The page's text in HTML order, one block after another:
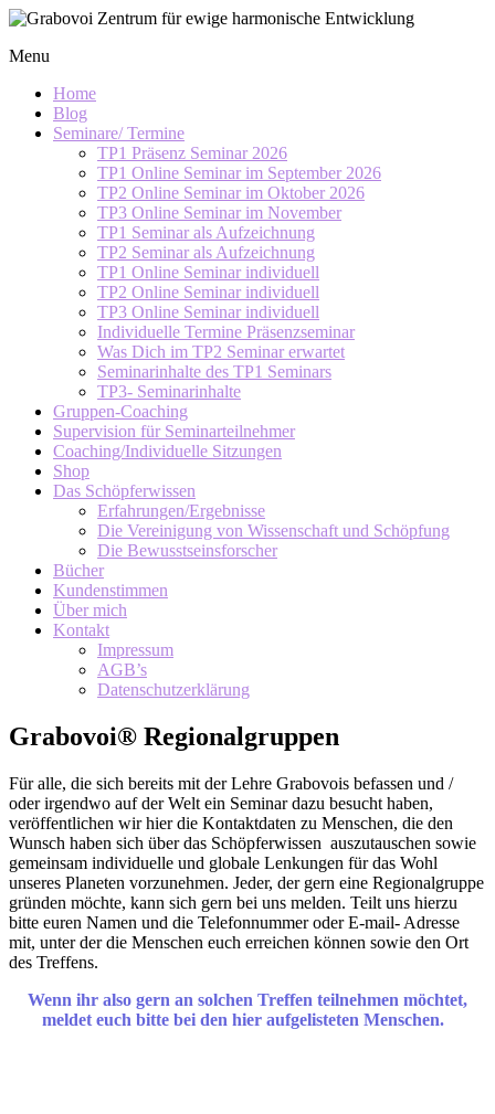
Skip
content
Zentrum
ewige
harmonische
Entwicklung
Menu
Home
Blog
Seminare/ Termine
TP1 Präsenz Seminar 2026
TP1 Online Seminar im September 2026
TP2 Online Seminar im Oktober 2026
TP3 Online Seminar im November
TP1 Seminar als Aufzeichnung
TP2 Seminar als Aufzeichnung
TP1 Online Seminar individuell
TP2 Online Seminar individuell
TP3 Online Seminar individuell
Individuelle Termine Präsenzseminar
Was Dich im TP2 Seminar erwartet
Seminarinhalte des TP1 Seminars
TP3- Seminarinhalte
Gruppen-Coaching
Supervision für Seminarteilnehmer
Coaching/Individuelle Sitzungen
Shop
Das Schöpferwissen
Erfahrungen/Ergebnisse
Die Vereinigung von Wissenschaft und Schöpfung
Die Bewusstseinsforscher
Bücher
Kundenstimmen
Über mich
Kontakt
Impressum
AGB’s
Datenschutzerklärung
Grabovoi® Regionalgruppen
Für alle, die sich bereits mit der Lehre Grabovois befassen und /
oder irgendwo auf der Welt ein Seminar dazu besucht haben,
veröffentlichen wir hier die Kontaktdaten zu Menschen, die den
Wunsch haben sich über das Schöpferwissen auszutauschen sowie
gemeinsam individuelle und globale Lenkungen für das Wohl
unseres Planeten vorzunehmen. Jeder, der gern eine Regionalgruppe
gründen möchte, kann sich gern bei uns melden. Teilt uns hierzu
bitte euren Namen und die Telefonnummer oder E-mail- Adresse
mit, unter der die Menschen euch erreichen können sowie den Ort
des Treffens.
Wenn ihr also gern an solchen Treffen teilnehmen möchtet,
meldet euch bitte bei den hier aufgelisteten Menschen.